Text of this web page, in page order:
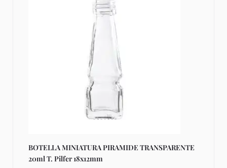
BOTELLA MINIATURA PIRAMIDE TRANSPARENTE
20ml T. Pilfer 18x12mm